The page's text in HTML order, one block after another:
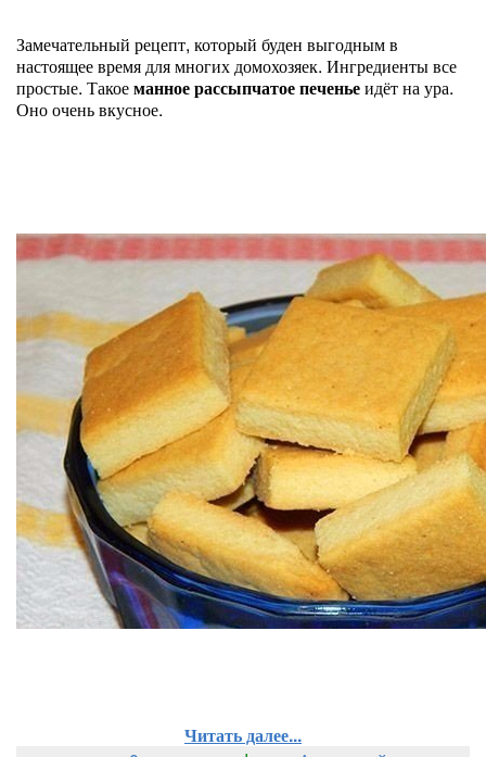
Замечательный рецепт, который буден выгодным в
настоящее время для многих домохозяек. Ингредиенты все
простые. Такоеманное рассыпчатое печеньеидёт на ура.
Оно очень вкусное.
Читать далее...